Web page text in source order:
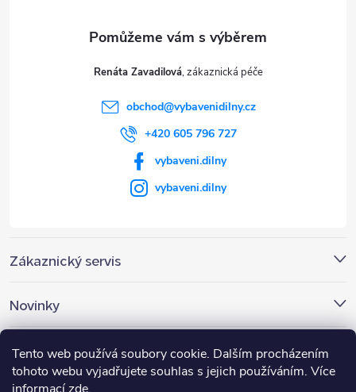
Tento web používá soubory cookie. Dalším procházením
tohoto webu vyjadřujete souhlas s jejich používáním. Více
Zákaznický servis
Novinky
Nákupní košík
Renáta Zavadilová
obchod@vybavenidilny.cz
+420 605 796 727
vybaveni.dilny
vybaveni.dilny